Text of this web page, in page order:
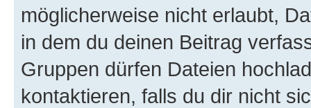
möglicherweise nicht erlaubt,
in dem du deinen Beitrag
Gruppen dürfen Dateien
kontaktieren, falls du dir nicht